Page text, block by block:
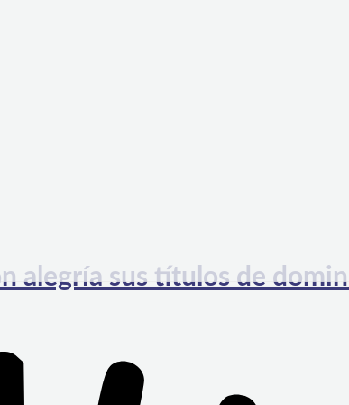
alegría sus títulos de